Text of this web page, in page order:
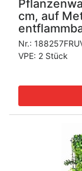
cm, auf
Nr.:
VPE: 2 Stück